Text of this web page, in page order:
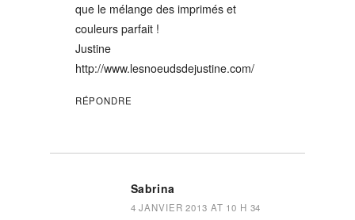
que le mélange des imprimés et
couleurs parfait !
Justine
http://www.lesnoeudsdejustine.com/
RÉPONDRE
Sabrina
4 JANVIER 2013 AT 10 H 34